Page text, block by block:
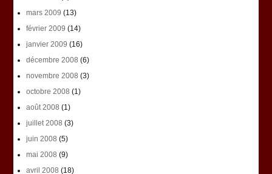
mars 2009 (13)
février 2009 (14)
janvier 2009 (16)
décembre 2008 (6)
novembre 2008 (3)
octobre 2008 (1)
août 2008 (1)
juillet 2008 (3)
juin 2008 (5)
mai 2008 (9)
avril 2008 (18)